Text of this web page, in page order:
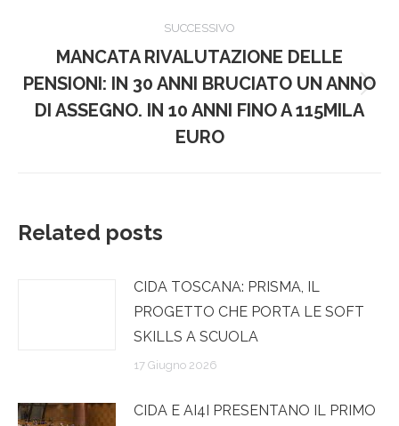
post
SUCCESSIVO
Prossimo
post:
MANCATA RIVALUTAZIONE DELLE
PENSIONI: IN 30 ANNI BRUCIATO UN ANNO
DI ASSEGNO. IN 10 ANNI FINO A 115MILA
EURO
Related posts
CIDA TOSCANA: PRISMA, IL
PROGETTO CHE PORTA LE SOFT
SKILLS A SCUOLA
17 Giugno 2026
CIDA E AI4I PRESENTANO IL PRIMO